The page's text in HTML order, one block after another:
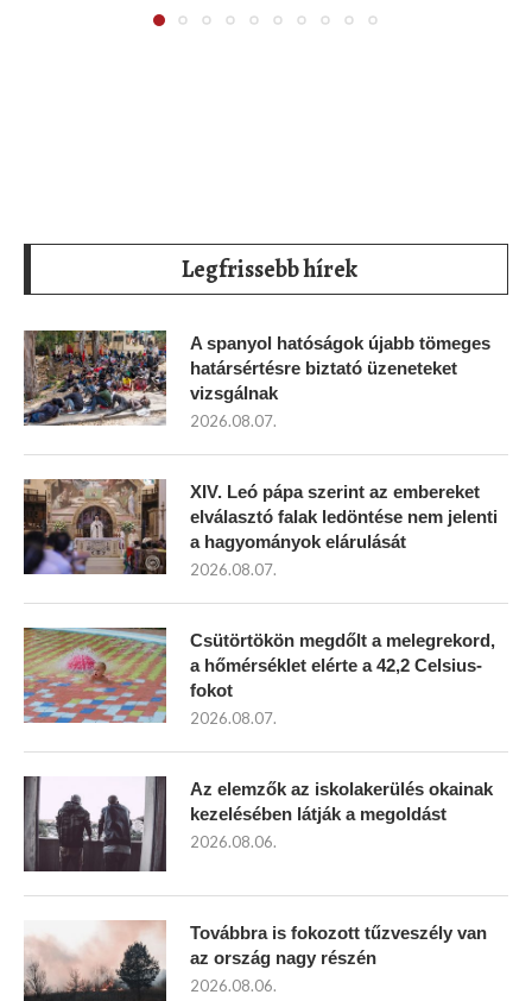
Legfrissebb hírek
A spanyol hatóságok újabb tömeges
határsértésre biztató üzeneteket
vizsgálnak
2026.08.07.
XIV. Leó pápa szerint az embereket
elválasztó falak ledöntése nem jelenti
a hagyományok elárulását
2026.08.07.
Csütörtökön megdőlt a melegrekord,
a hőmérséklet elérte a 42,2 Celsius-
fokot
2026.08.07.
Az elemzők az iskolakerülés okainak
kezelésében látják a megoldást
2026.08.06.
Továbbra is fokozott tűzveszély van
az ország nagy részén
2026.08.06.